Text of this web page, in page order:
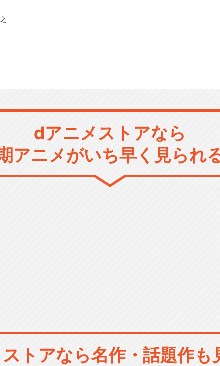
dアニメストアなら
アニメがいち早く見られ
トアなら名作・話題作も